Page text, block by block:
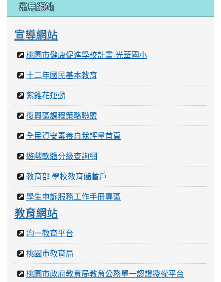
常用網站
宣導網站
桃園市健康促進學校計畫-光華國小
十二年國民基本教育
紫錐花運動
復興區課程策略聯盟
全民資安素養自我評量首頁
遊戲軟體分級查詢網
教育部 學校教育儲蓄戶
學生申訴服務工作手冊專區
教育網站
均一教育平台
桃園市教育局
桃園市政府教育局教育公務單一認證授權平台